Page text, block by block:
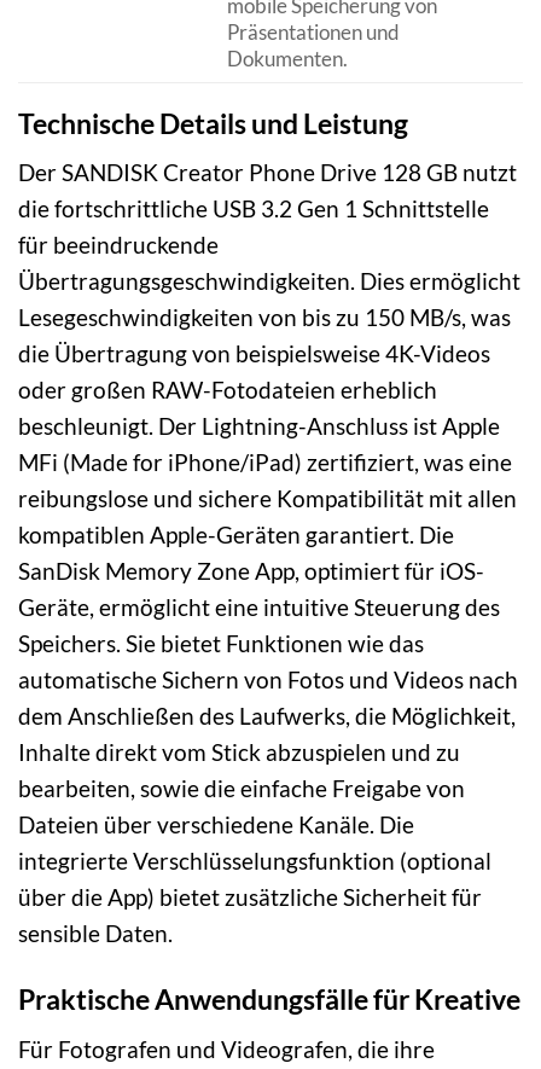
Präsentationen und
Dokumenten.
Technische Details und Leistung
Der SANDISK Creator Phone Drive 128 GB nutzt
die fortschrittliche USB 3.2 Gen 1 Schnittstelle
für beeindruckende
Übertragungsgeschwindigkeiten. Dies ermöglicht
Lesegeschwindigkeiten von bis zu 150 MB/s, was
die Übertragung von beispielsweise 4K-Videos
oder großen RAW-Fotodateien erheblich
beschleunigt. Der Lightning-Anschluss ist Apple
MFi (Made for iPhone/iPad) zertifiziert, was eine
reibungslose und sichere Kompatibilität mit allen
kompatiblen Apple-Geräten garantiert. Die
SanDisk Memory Zone App, optimiert für iOS-
Geräte, ermöglicht eine intuitive Steuerung des
Speichers. Sie bietet Funktionen wie das
automatische Sichern von Fotos und Videos nach
dem Anschließen des Laufwerks, die Möglichkeit,
Inhalte direkt vom Stick abzuspielen und zu
bearbeiten, sowie die einfache Freigabe von
Dateien über verschiedene Kanäle. Die
integrierte Verschlüsselungsfunktion (optional
über die App) bietet zusätzliche Sicherheit für
sensible Daten.
Praktische Anwendungsfälle für Kreative
Für Fotografen und Videografen, die ihre